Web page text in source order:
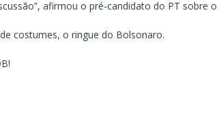
afirmou o pré-candidato do PT sobre
costumes, o ringue do Bolsonaro.